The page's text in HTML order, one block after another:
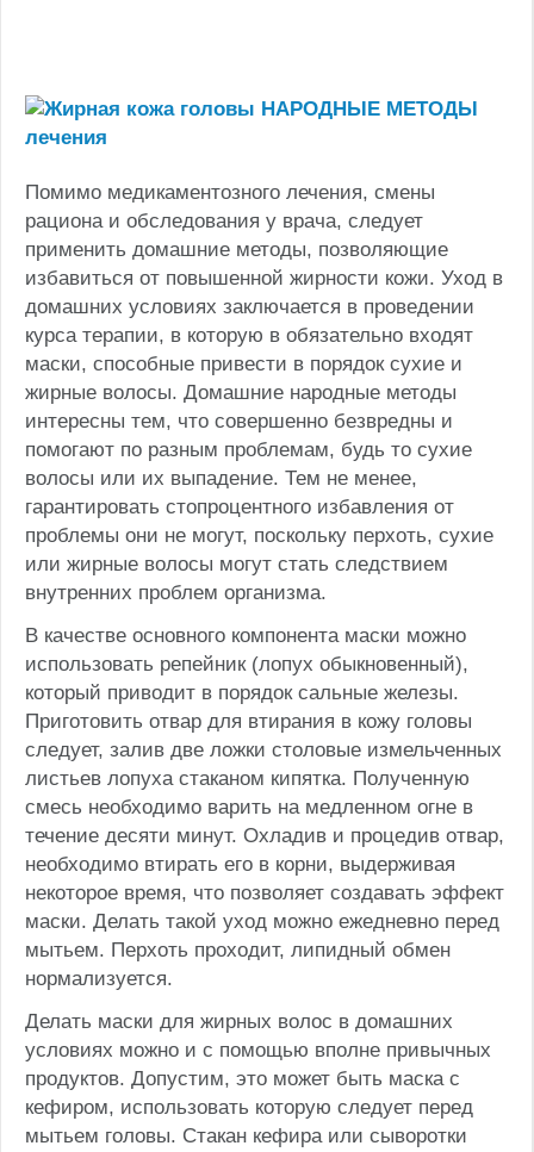
Помимо медикаментозного лечения, смены
рациона и обследования у врача, следует
применить домашние методы, позволяющие
избавиться от повышенной жирности кожи. Уход в
домашних условиях заключается в проведении
курса терапии, в которую в обязательно входят
маски, способные привести в порядок сухие и
жирные волосы. Домашние народные методы
интересны тем, что совершенно безвредны и
помогают по разным проблемам, будь то сухие
волосы или их выпадение. Тем не менее,
гарантировать стопроцентного избавления от
проблемы они не могут, поскольку перхоть, сухие
или жирные волосы могут стать следствием
внутренних проблем организма.
В качестве основного компонента маски можно
использовать репейник (лопух обыкновенный),
который приводит в порядок сальные железы.
Приготовить отвар для втирания в кожу головы
следует, залив две ложки столовые измельченных
листьев лопуха стаканом кипятка. Полученную
смесь необходимо варить на медленном огне в
течение десяти минут. Охладив и процедив отвар,
необходимо втирать его в корни, выдерживая
некоторое время, что позволяет создавать эффект
маски. Делать такой уход можно ежедневно перед
мытьем. Перхоть проходит, липидный обмен
нормализуется.
Делать маски для жирных волос в домашних
условиях можно и с помощью вполне привычных
продуктов. Допустим, это может быть маска с
кефиром, использовать которую следует перед
мытьем головы. Стакан кефира или сыворотки